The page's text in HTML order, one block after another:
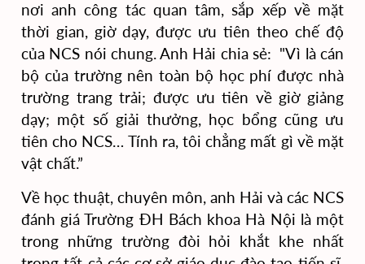
nơi anh công tác quan tâm, sắp xếp về mặt
thời gian, giờ dạy, được ưu tiên theo chế độ
của NCS nói chung. Anh Hải chia sẻ: "Vì là cán
bộ của trường nên toàn bộ học phí được nhà
trường trang trải; được ưu tiên về giờ giảng
dạy; một số giải thưởng, học bổng cũng ưu
tiên cho NCS… Tính ra, tôi chẳng mất gì về mặt
vật chất.”
Về học thuật, chuyên môn, anh Hải và các NCS
đánh giá Trường ĐH Bách khoa Hà Nội là một
trong những trường đòi hỏi khắt khe nhất